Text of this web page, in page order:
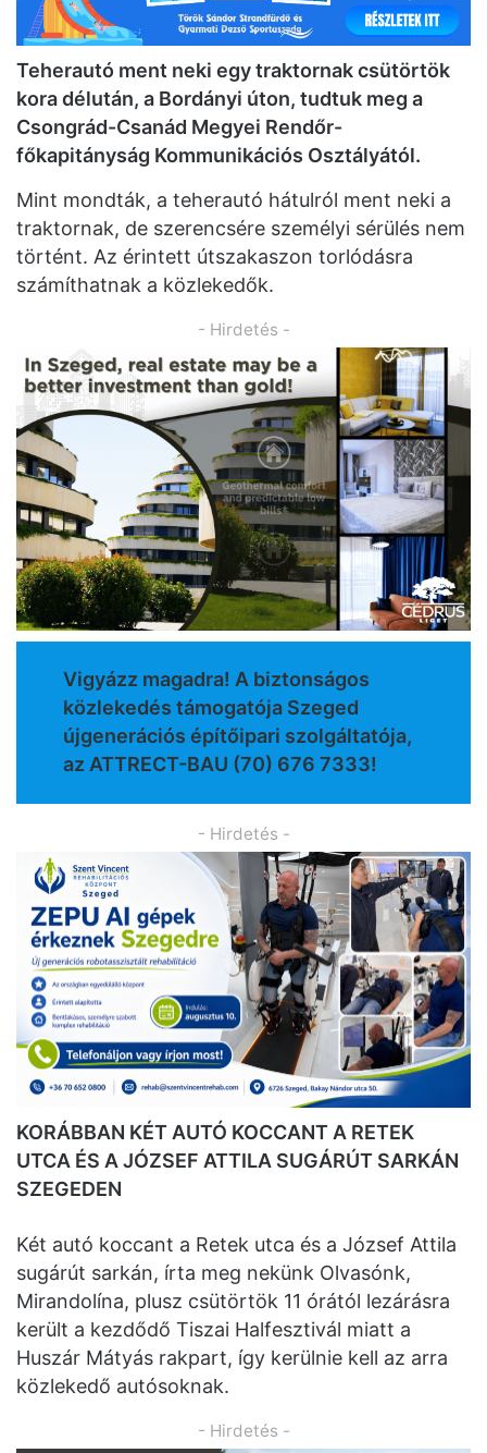
Teherautó ment neki egy traktornak csütörtök
kora délután, a Bordányi úton, tudtuk meg a
Csongrád-Csanád Megyei Rendőr-
főkapitányság Kommunikációs Osztályától.
Mint mondták, a teherautó hátulról ment neki a
traktornak, de szerencsére személyi sérülés nem
történt. Az érintett útszakaszon torlódásra
számíthatnak a közlekedők.
- Hirdetés -
Vigyázz magadra! A biztonságos
közlekedés támogatója Szeged
újgenerációs építőipari szolgáltatója,
az ATTRECT-BAU (70) 676 7333!
- Hirdetés -
KORÁBBAN KÉT AUTÓ KOCCANT A RETEK
UTCA ÉS A JÓZSEF ATTILA SUGÁRÚT SARKÁN
SZEGEDEN
Két autó koccant a Retek utca és a József Attila
sugárút sarkán, írta meg nekünk Olvasónk,
Mirandolína, plusz csütörtök 11 órától lezárásra
került a kezdődő Tiszai Halfesztivál miatt a
Huszár Mátyás rakpart, így kerülnie kell az arra
közlekedő autósoknak.
- Hirdetés -